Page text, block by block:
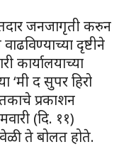
जनजागृती करुन
दृष्टीने
कार्यालयाच्या
‘मी द सुपर हिरो
प्रकाशन
(दि. ११)
ते बोलत होते.